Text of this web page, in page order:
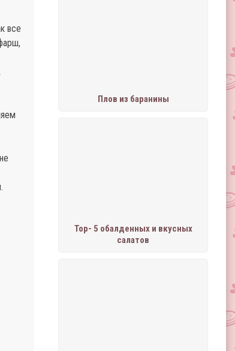
Плов из баранины
Тор- 5 обалденных и вкусных
салатов
все